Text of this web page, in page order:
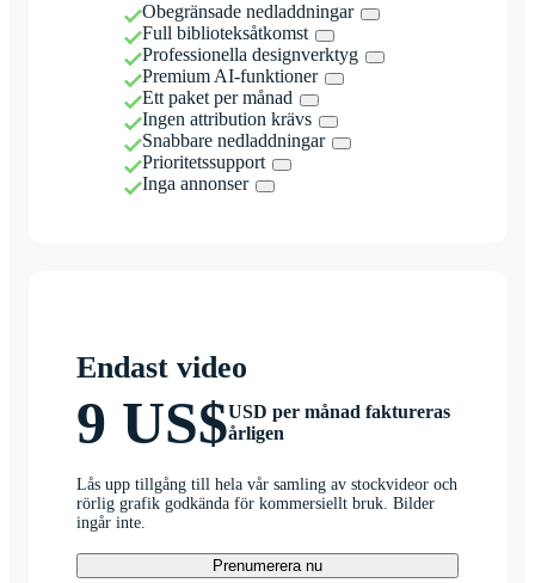
Obegränsade nedladdningar
Full biblioteksåtkomst
Professionella designverktyg
Premium AI-funktioner
Ett paket per månad
Ingen attribution krävs
Snabbare nedladdningar
Prioritetssupport
Inga annonser
Endast video
9 US$USD per månad faktureras
årligen
Lås upp tillgång till hela vår samling av stockvideor och
rörlig grafik godkända för kommersiellt bruk. Bilder
ingår inte.
Prenumerera nu